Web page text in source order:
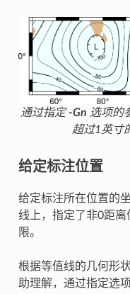
通过指定-Gn 选项的
超过1英寸
给定标注位置
给定标注所在位置的
线上，指定了非0距
限。
根据等值线的几何形
助理解，通过指定选项